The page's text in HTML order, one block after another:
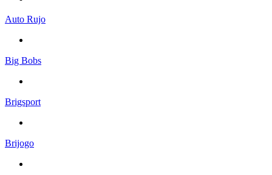
Auto Rujo
Big Bobs
Brigsport
Brijogo